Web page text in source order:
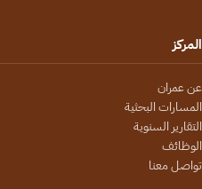
المركز
عن عمران
المسارات البحثية
التقارير السنوية
الوظائف
تواصل معنا